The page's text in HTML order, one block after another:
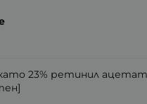
23% ретинил ацетат